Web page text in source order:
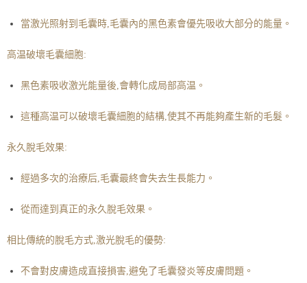
當激光照射到毛囊時,毛囊內的黑色素會優先吸收大部分的能量。
高温破壞毛囊細胞:
黑色素吸收激光能量後,會轉化成局部高温。
這種高温可以破壞毛囊細胞的結構,使其不再能夠產生新的毛髮。
永久脫毛效果:
經過多次的治療后,毛囊最終會失去生長能力。
從而達到真正的永久脫毛效果。
相比傳統的脫毛方式,激光脫毛的優勢:
不會對皮膚造成直接損害,避免了毛囊發炎等皮膚問題。